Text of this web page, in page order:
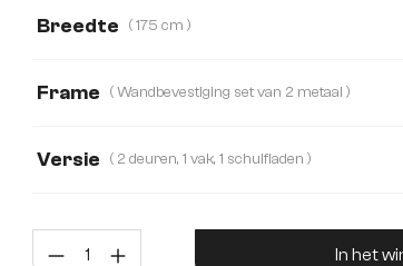
Breedte ( 175 cm )
Frame ( Wandbevestiging set van 2 metaal )
Versie ( 2 deuren, 1 vak, 1 schuifladen )
2 deuren, 2 laden, 1 middenvak 2 deuren,
Producthoeveelheid:
In het